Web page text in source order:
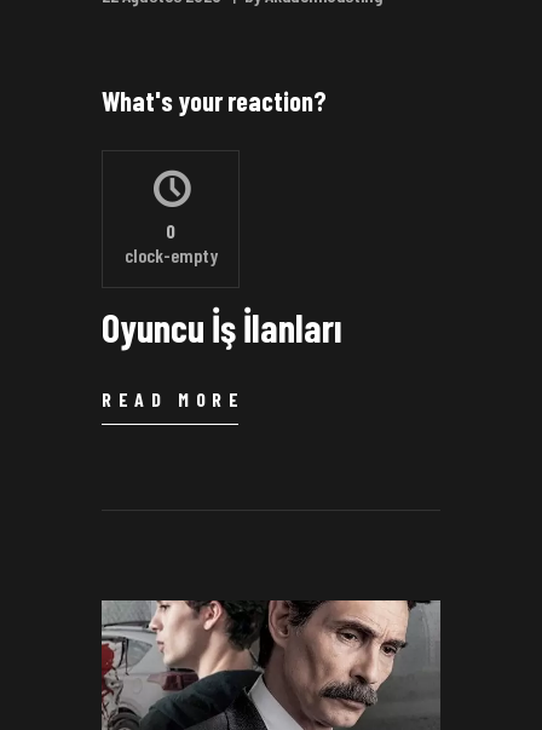
What's your reaction?
0
clock-empty
Oyuncu İş İlanları
READ MORE